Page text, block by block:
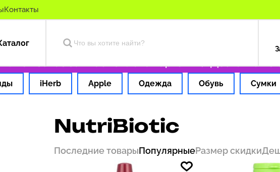
Контакты
заказ за 1 час Оплата картой РФ Доставка из
iHerb Apple Одежда Обувь Сумки
NutriBiotic
Последние товарыПопулярныеРазмер скидки